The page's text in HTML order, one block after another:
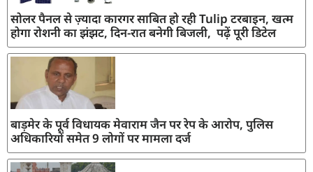
सोलर पैनल से ज़्यादा कारगर साबित हो रही Tulip टरबाइन, खत्म
होगा रोशनी का झंझट, दिन-रात बनेगी बिजली, पढ़ें पूरी डिटेल
बाड़मेर के पूर्व विधायक मेवाराम जैन पर रेप के आरोप, पुलिस
अधिकारियों समेत 9 लोगों पर मामला दर्ज